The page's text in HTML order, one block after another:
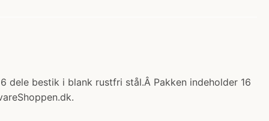
dele bestik i blank rustfri stål.Â Pakken indeholder 16